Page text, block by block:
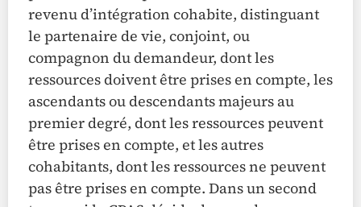
revenu d’intégration cohabite, distinguant
le partenaire de vie, conjoint, ou
compagnon du demandeur, dont les
ressources doivent être prises en compte, les
ascendants ou descendants majeurs au
premier degré, dont les ressources peuvent
être prises en compte, et les autres
cohabitants, dont les ressources ne peuvent
pas être prises en compte. Dans un second